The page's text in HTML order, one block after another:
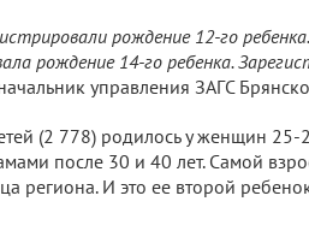
рождение 12-го
рождение 14-го ребенка.
управления ЗАГС
(2 778) родилось у женщин 25-
после 30 и 40 лет. Самой
региона. И это ее второй